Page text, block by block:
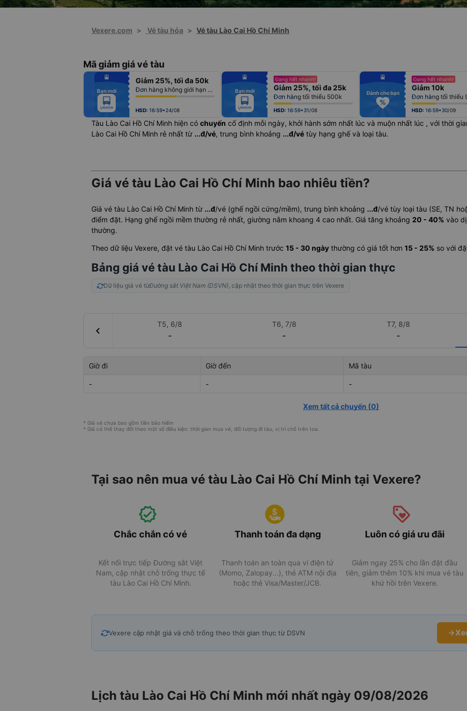
Vexere.com > Vé tàu hỏa > Vé tàu Lào Cai Hồ Chí Minh
Mã giảm giá vé tàu
fiber_manual_record
fiber_manual_record
fiber_manual_record
fiber_manual_record
fiber_manual_record
fiber_manual_record
fiber_manual_record
Bạn mới
Giảm 25%, tối đa 50k
Đơn hàng không giới hạn số lượng vé
HSD: 16:59•24/08
fiber_manual_record
fiber_manual_record
fiber_manual_record
fiber_manual_record
fiber_manual_record
fiber_manual_record
fiber_manual_record
Bạn mới
Đang hết nhanh!
Giảm 25%, tối đa 25k
Đơn hàng tối thiểu 500k
HSD: 16:59•31/08
fiber_manual_record
fiber_manual_record
fiber_manual_record
fiber_manual_record
fiber_manual_record
fiber_manual_record
fiber_manual_record
Dành cho bạn
Đang hết nhanh!
Giảm 10k
Đơn hàng tối thiểu
HSD: 16:59•30/09
Tàu Lào Cai Hồ Chí Minh hiện có chuyến cố định mỗi ngày, khởi hành sớm nhất lúc và muộn nhất lúc , với thời
Lào Cai Hồ Chí Minh rẻ nhất từ ...đ/vé, trung bình khoảng ...đ/vé tùy hạng ghế và loại tàu.
Giá vé tàu Lào Cai Hồ Chí Minh bao nhiêu tiền?
Giá vé tàu Lào Cai Hồ Chí Minh từ ...đ/vé (ghế ngồi cứng/mềm), trung bình khoảng ...đ/vé tùy loại tàu (SE, TN
điểm đặt. Hạng ghế ngồi mềm thường rẻ nhất, giường nằm khoang 4 cao nhất. Giá tăng khoảng 20 - 40% vào
thường.
Theo dữ liệu Vexere, đặt vé tàu Lào Cai Hồ Chí Minh trước 15 - 30 ngày thường có giá tốt hơn 15 - 25% so với
Bảng giá vé tàu Lào Cai Hồ Chí Minh theo thời gian thực
Dữ liệu giá vé từĐường sắt Việt Nam (DSVN), cập nhật theo thời gian thực trên Vexere
chevron_left
T5, 6/8
-
T6, 7/8
-
T7, 8/8
-
Giờ đi Giờ đến Mã tàu
- - -
Xem tất cả chuyến (0)
* Giá vé chưa bao gồm tiền bảo hiểm
* Giá có thể thay đổi theo một số điều kiện: thời gian mua vé, đối tượng đi tàu, vị trí chỗ trên toa.
Tại sao nên mua vé tàu Lào Cai Hồ Chí Minh tại Vexere?
Chắc chắn có vé
Kết nối trực tiếp Đường sắt Việt
Nam, cập nhật chỗ trống thực tế
tàu Lào Cai Hồ Chí Minh.
Thanh toán đa dạng
Thanh toán an toàn qua ví điện tử
(Momo, Zalopay...), thẻ ATM nội địa
hoặc thẻ Visa/Master/JCB.
Luôn có giá ưu đãi
Giảm ngay 25% cho lần đặt đầu
tiên, giảm thêm 10% khi mua vé tàu
khứ hồi trên Vexere.
Vexere cập nhật giá và chỗ trống theo thời gian thực từ DSVN
Lịch tàu Lào Cai Hồ Chí Minh mới nhất ngày 09/08/2026